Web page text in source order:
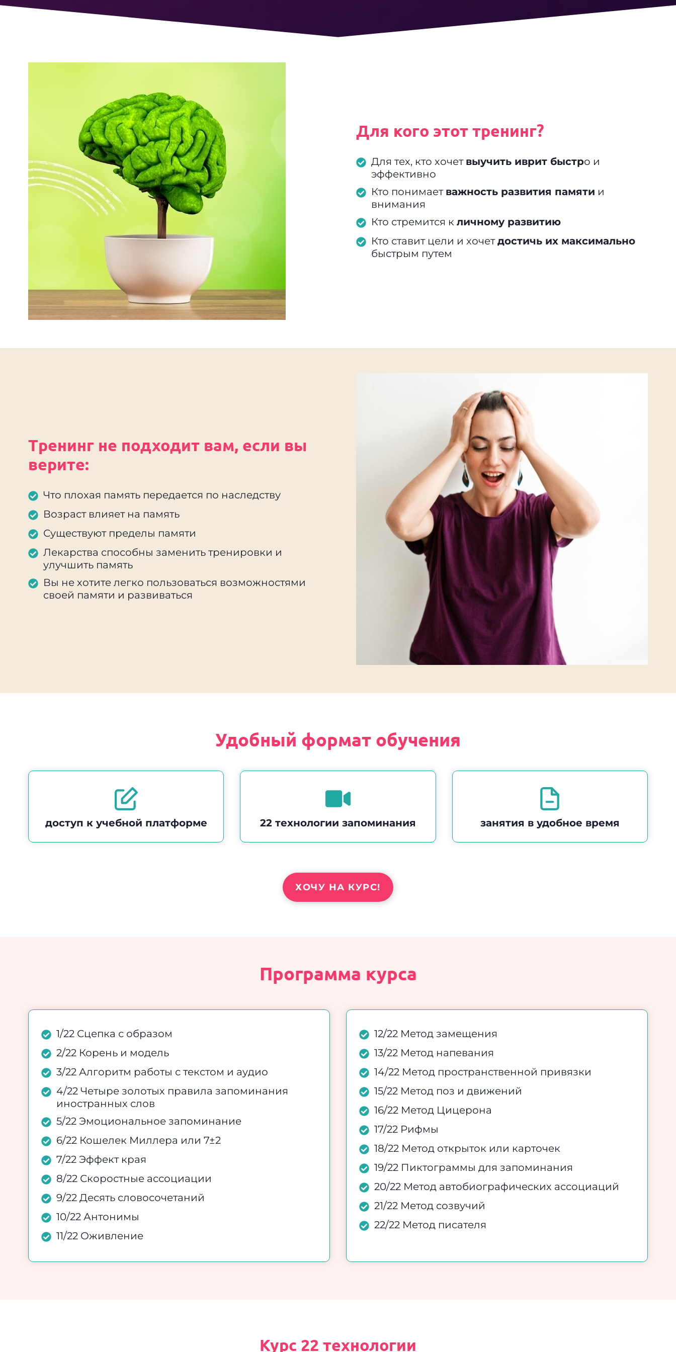
Для кого этот тренинг?
Для тех, кто хочет выучить иврит быстро и
эффективно
Кто понимает важность развития памяти и
внимания
Кто стремится к личному развитию
Кто ставит цели и хочетдостичь их максимально
быстрым путем
Тренинг не подходит вам, если вы
верите:
Что плохая память передается по наследству
Возраст влияет на память
Существуют пределы памяти
Лекарства способны заменить тренировки и
улучшить память
Вы не хотите легко пользоваться возможностями
своей памяти и развиваться
Удобный формат обучения
доступ к учебной платформе 22 технологии запоминания занятия в удобное время
ХОЧУ НА КУРС!
Программа курса
1/22 Сцепка с образом
2/22 Корень и модель
3/22 Алгоритм работы с текстом и аудио
4/22 Четыре золотых правила запоминания
иностранных слов
5/22 Эмоциональное запоминание
6/22 Кошелек Миллера или 7±2
7/22 Эффект края
8/22 Скоростные ассоциации
9/22 Десять словосочетаний
10/22 Антонимы
11/22 Оживление
12/22 Метод замещения
13/22 Метод напевания
14/22 Метод пространственной привязки
15/22 Метод поз и движений
16/22 Метод Цицерона
17/22 Рифмы
18/22 Метод открыток или карточек
19/22 Пиктограммы для запоминания
20/22 Метод автобиографических ассоциаций
21/22 Метод созвучий
22/22 Метод писателя
Курс 22 технологии